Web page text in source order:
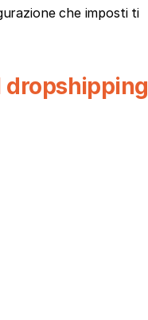
che imposti ti
dropshipping